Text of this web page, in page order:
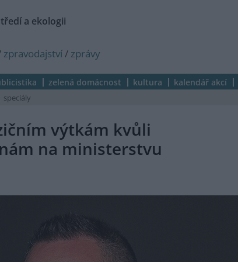
a ekologii
zpravodajství/ zprávy
zelená domácnost kultura kalendář akcí
speciály
výtkám kvůli
na ministerstvu